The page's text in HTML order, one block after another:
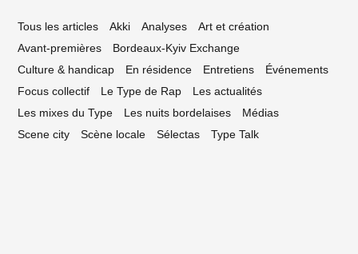
Tous les articles Akki Analyses
Art et création
Avant-premières
Bordeaux-Kyiv Exchange
Culture & handicap
En résidence Entretiens
Événements
Focus collectif
Le Type de Rap
Les actualités
Les mixes du Type
Les nuits bordelaises
Médias
Scene city
Scène locale Sélectas Type Talk